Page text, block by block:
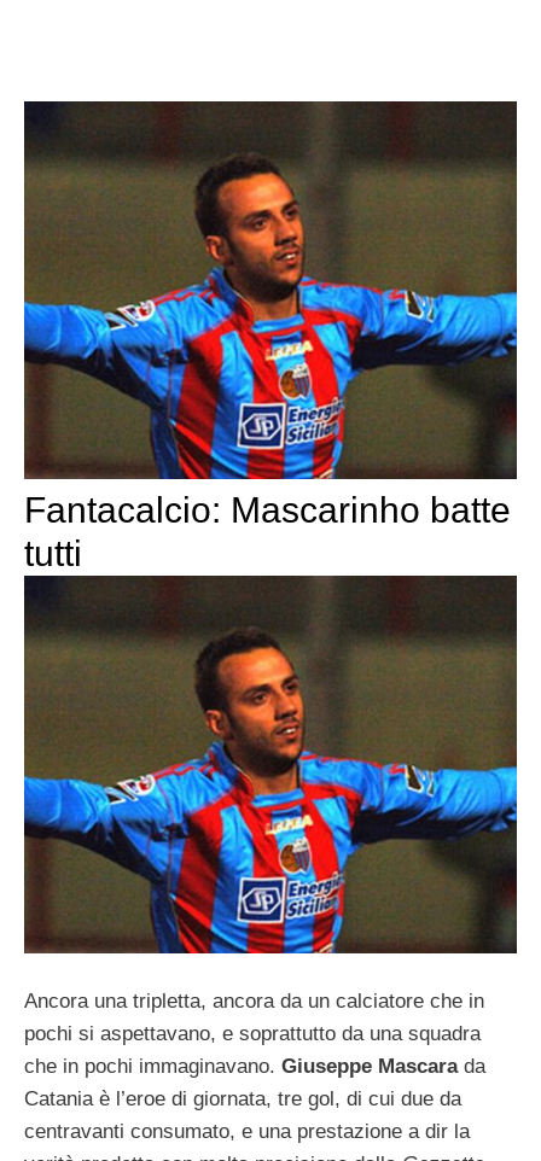
Fantacalcio: Mascarinho batte
tutti
Ancora una tripletta, ancora da un calciatore che in
pochi si aspettavano, e soprattutto da una squadra
che in pochi immaginavano. Giuseppe Mascara da
Catania è l’eroe di giornata, tre gol, di cui due da
centravanti consumato, e una prestazione a dir la